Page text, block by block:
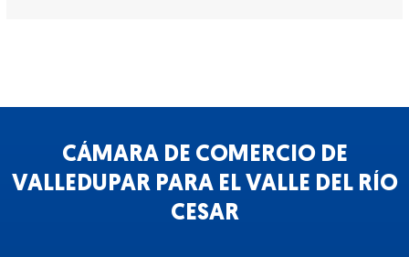
CÁMARA DE COMERCIO DE
VALLEDUPAR PARA EL VALLE DEL RÍO
CESAR